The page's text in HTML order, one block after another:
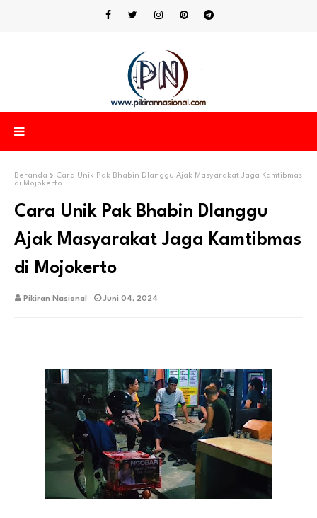
Beranda
Cara Unik Pak Bhabin Dlanggu Ajak Masyarakat Jaga Kamtibmas
di Mojokerto
Cara Unik Pak Bhabin Dlanggu
Ajak Masyarakat Jaga Kamtibmas
di Mojokerto
Pikiran Nasional Juni 04, 2024